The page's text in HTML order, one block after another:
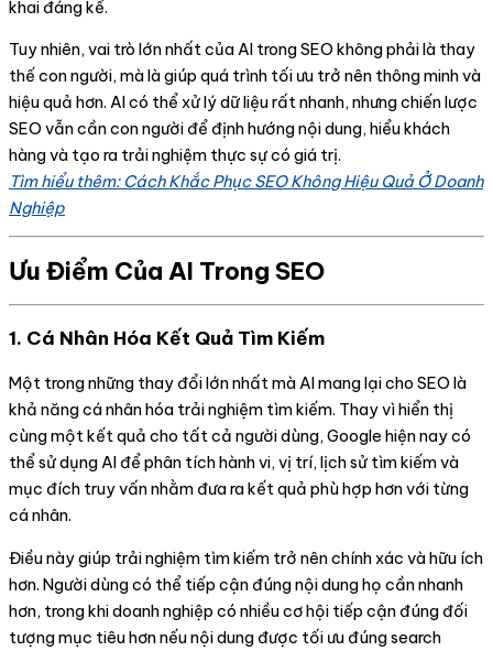
khai đáng kể.
Tuy nhiên, vai trò lớn nhất của AI trong SEO không phải là thay
thế con người, mà là giúp quá trình tối ưu trở nên thông minh và
hiệu quả hơn. AI có thể xử lý dữ liệu rất nhanh, nhưng chiến lược
SEO vẫn cần con người để định hướng nội dung, hiểu khách
hàng và tạo ra trải nghiệm thực sự có giá trị.
Tìm hiểu thêm: Cách Khắc Phục SEO Không Hiệu Quả Ở Doanh
Nghiệp
Ưu Điểm Của AI Trong SEO
1. Cá Nhân Hóa Kết Quả Tìm Kiếm
Một trong những thay đổi lớn nhất mà AI mang lại cho SEO là
khả năng cá nhân hóa trải nghiệm tìm kiếm. Thay vì hiển thị
cùng một kết quả cho tất cả người dùng, Google hiện nay có
thể sử dụng AI để phân tích hành vi, vị trí, lịch sử tìm kiếm và
mục đích truy vấn nhằm đưa ra kết quả phù hợp hơn với từng
cá nhân.
Điều này giúp trải nghiệm tìm kiếm trở nên chính xác và hữu ích
hơn. Người dùng có thể tiếp cận đúng nội dung họ cần nhanh
hơn, trong khi doanh nghiệp có nhiều cơ hội tiếp cận đúng đối
tượng mục tiêu hơn nếu nội dung được tối ưu đúng search